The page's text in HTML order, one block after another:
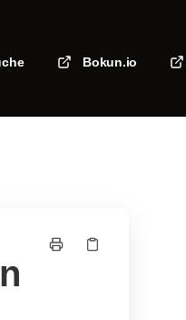
Bokun.io